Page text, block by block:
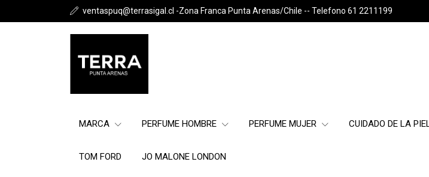
ventaspuq@terrasigal.cl -Zona Franca Punta Arenas/Chile -- Telefono 61 2211199
MARCA PERFUME HOMBRE PERFUME MUJER CUIDADO DE LA
TOM FORD JO MALONE LONDON